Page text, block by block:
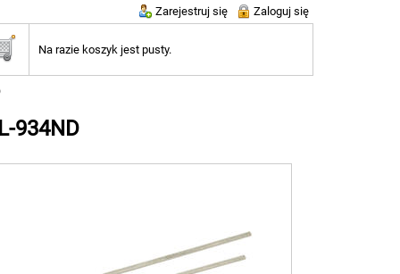
Zarejestruj się Zaloguj się
Na razie koszyk jest pusty.
934ND